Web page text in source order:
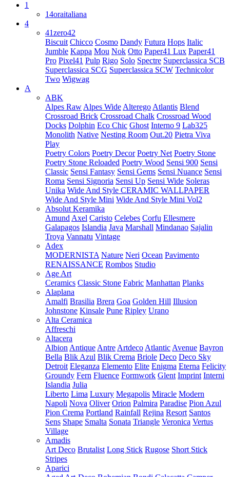
1
14oraitaliana
4
41zero42
Biscuit Chicco Cosmo Dandy Futura Hops Italic
Jumble Kappa Mou Nok Otto Paper41 Lux Paper41
Pro Pixel41 Pulp Rigo Solo Spectre Superclassica SCB
Superclassica SCG Superclassica SCW Technicolor
Two Wigwag
A
ABK
Alpes Raw Alpes Wide Alterego Atlantis Blend
Crossroad Brick Crossroad Chalk Crossroad Wood
Docks Dolphin Eco Chic Ghost Interno 9 Lab325
Monolith Native Nesting Room Out.20 Pietra Viva
Play
Poetry Colors Poetry Decor Poetry Net Poetry Stone
Poetry Stone Reloaded Poetry Wood Sensi 900 Sensi
Classic Sensi Fantasy Sensi Gems Sensi Nuance Sensi
Roma Sensi Signoria Sensi Up Sensi Wide Soleras
Unika Wide And Style CERAMIC WALLPAPER
Wide And Style Mini Wide And Style Mini Vol2
Absolut Keramika
Amund Axel Caristo Celebes Corfu Ellesmere
Galapagos Islandia Java Marshall Mindanao Sajalin
Troya Vannatu Vintage
Adex
MODERNISTA Nature Neri Ocean Pavimento
RENAISSANCE Rombos Studio
Age Art
Ceramics Classic Stone Fabric Manhattan Planks
Alaplana
Amalfi Brasilia Brera Goa Golden Hill Illusion
Johnstone Kinsale Pune Ripley Urano
Alta Ceramica
Affreschi
Altacera
Albion Antique Antre Artdeco Atlantic Avenue Bayron
Bella Blik Azul Blik Crema Briole Deco Deco Sky
Detroit Eleganza Elemento Elite Enigma Eterna Felicity
Groundy Fern Fluence Formwork Glent Imprint Interni
Islandia Julia
Liberto Lima Luxury Megapolis Miracle Modern
Napoli Nova Oliver Orion Palmira Paradise Pion Azul
Pion Crema Portland Rainfall Rejina Resort Santos
Sens Shape Smalta Sonata Triangle Veronica Vertus
Village
Amadis
Art Deco Brutalist Long Stick Rugose Short Stick
Stripes
Aparici